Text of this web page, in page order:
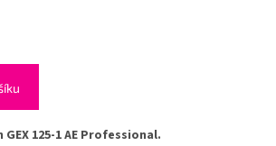
125-1 AE Professional.